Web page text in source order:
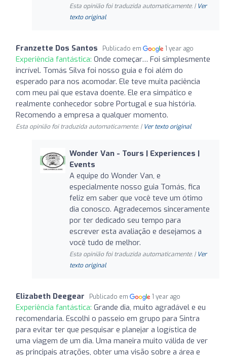
Esta opinião foi traduzida automaticamente. | Ver
texto original
Franzette Dos Santos Publicado em 1 year ago
Experiência fantástica: Onde começar… Foi simplesmente
incrível. Tomás Silva foi nosso guia e foi além do
esperado para nos acomodar. Ele teve muita paciência
com meu pai que estava doente. Ele era simpático e
realmente conhecedor sobre Portugal e sua história.
Recomendo a empresa a qualquer momento.
Esta opinião foi traduzida automaticamente. | Ver texto original
Wonder Van - Tours | Experiences |
Events
A equipe do Wonder Van, e
especialmente nosso guia Tomás, fica
feliz em saber que você teve um ótimo
dia conosco. Agradecemos sinceramente
por ter dedicado seu tempo para
escrever esta avaliação e desejamos a
você tudo de melhor.
Esta opinião foi traduzida automaticamente. | Ver
texto original
Elizabeth Deegear Publicado em 1 year ago
Experiência fantástica: Grande dia, muito agradável e eu
recomendaria. Escolhi o passeio em grupo para Sintra
para evitar ter que pesquisar e planejar a logística de
uma viagem de um dia. Uma maneira muito válida de ver
as principais atrações, obter uma visão sobre a área e